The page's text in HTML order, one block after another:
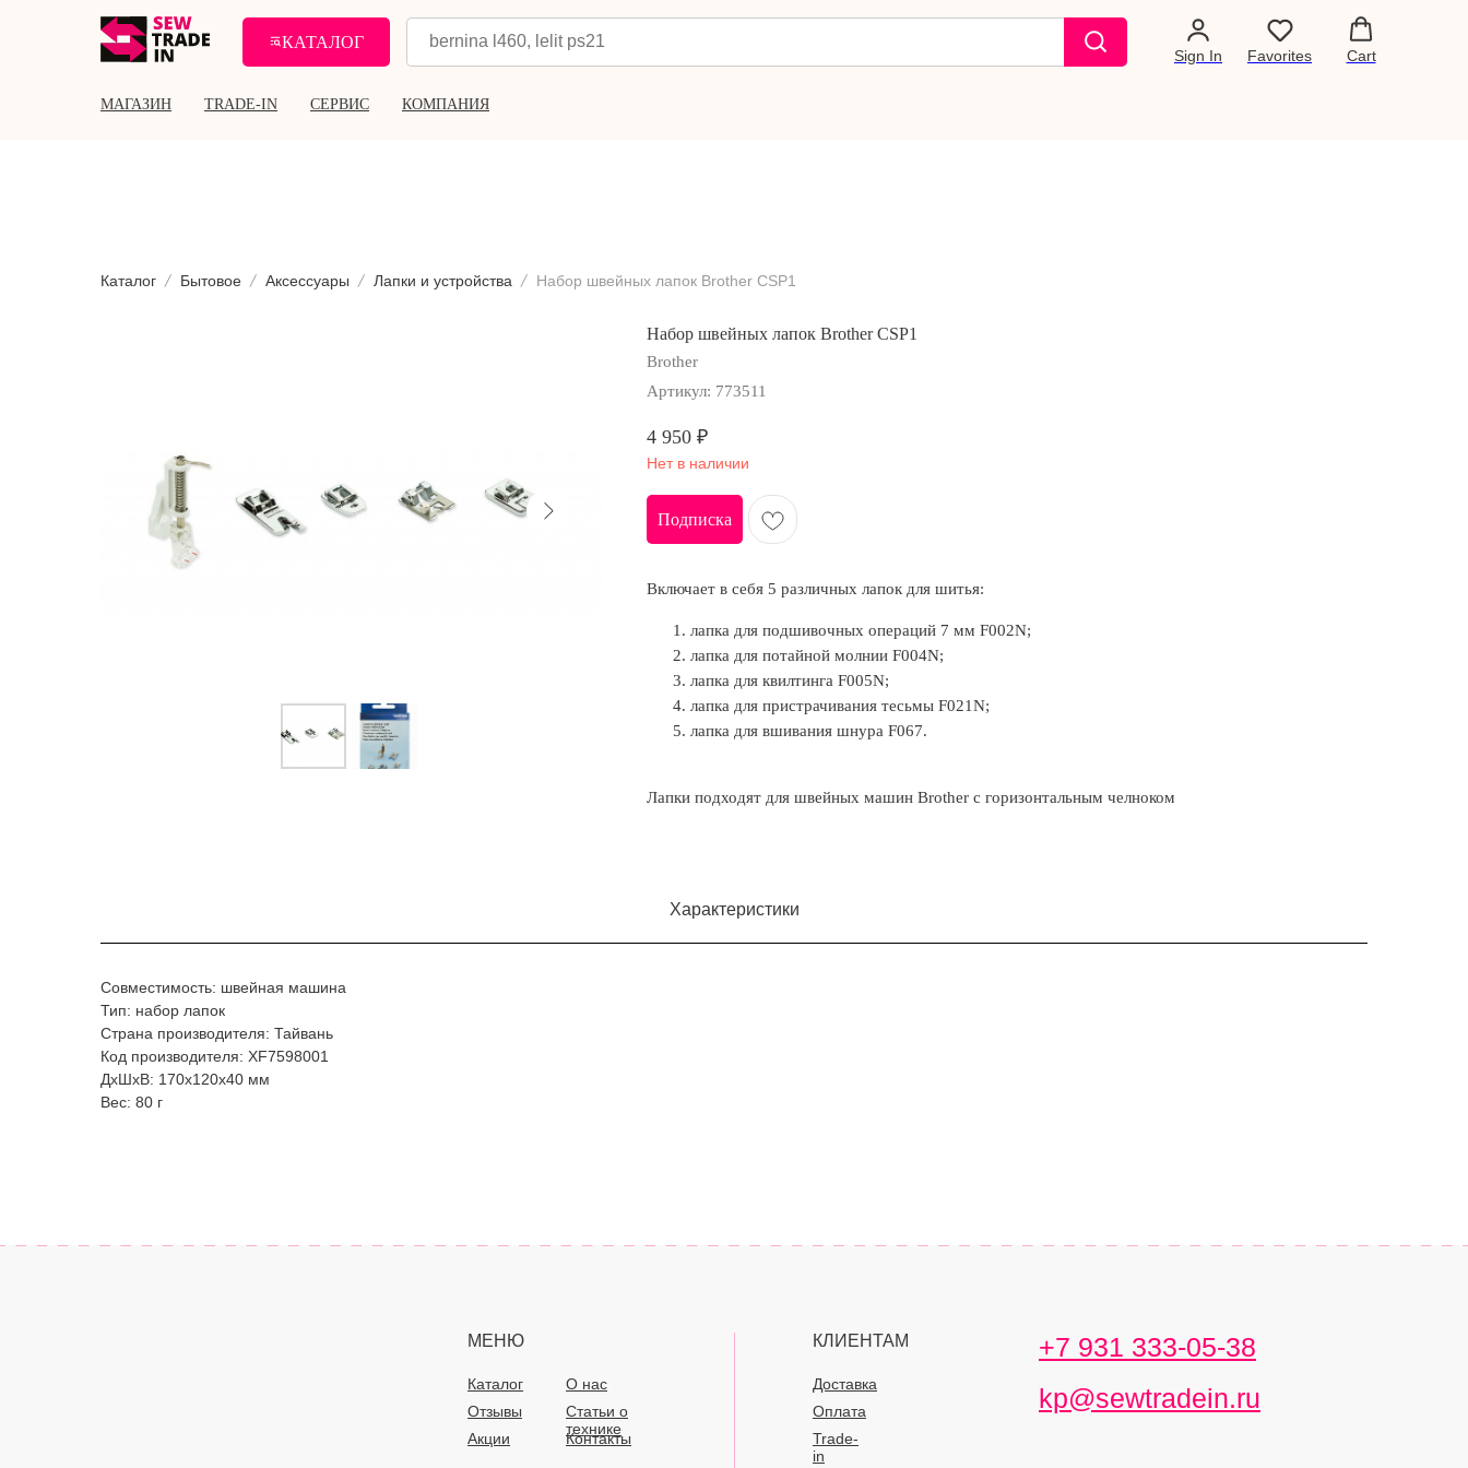
КАТАЛОГ
Sign In Favorites Cart
МАГАЗИН TRADE-IN СЕРВИС КОМПАНИЯ
Каталог Бытовое Аксессуары Лапки и устройства Набор швейных лапок Brother CSP1
Набор швейных лапок Brother CSP1
Brother
Артикул: 773511
4 950 ₽
Нет в наличии
Подписка
Включает в себя 5 различных лапок для шитья:
лапка для подшивочных операций 7 мм F002N;
лапка для потайной молнии F004N;
лапка для квилтинга F005N;
лапка для пристрачивания тесьмы F021N;
лапка для вшивания шнура F067.
Лапки подходят для швейных машин Brother с горизонтальным челноком
Характеристики
Совместимость: швейная машина
Тип: набор лапок
Страна производителя: Тайвань
Код производителя: XF7598001
ДxШxВ: 170x120x40 мм
Вес: 80 г
МЕНЮ КЛИЕНТАМ
Каталог О нас
Доставка
Статьи о
технике
Оплата
Отзывы
Акции
Контакты
Trade-
in
+7 931 333-05-38
kp@sewtradein.ru